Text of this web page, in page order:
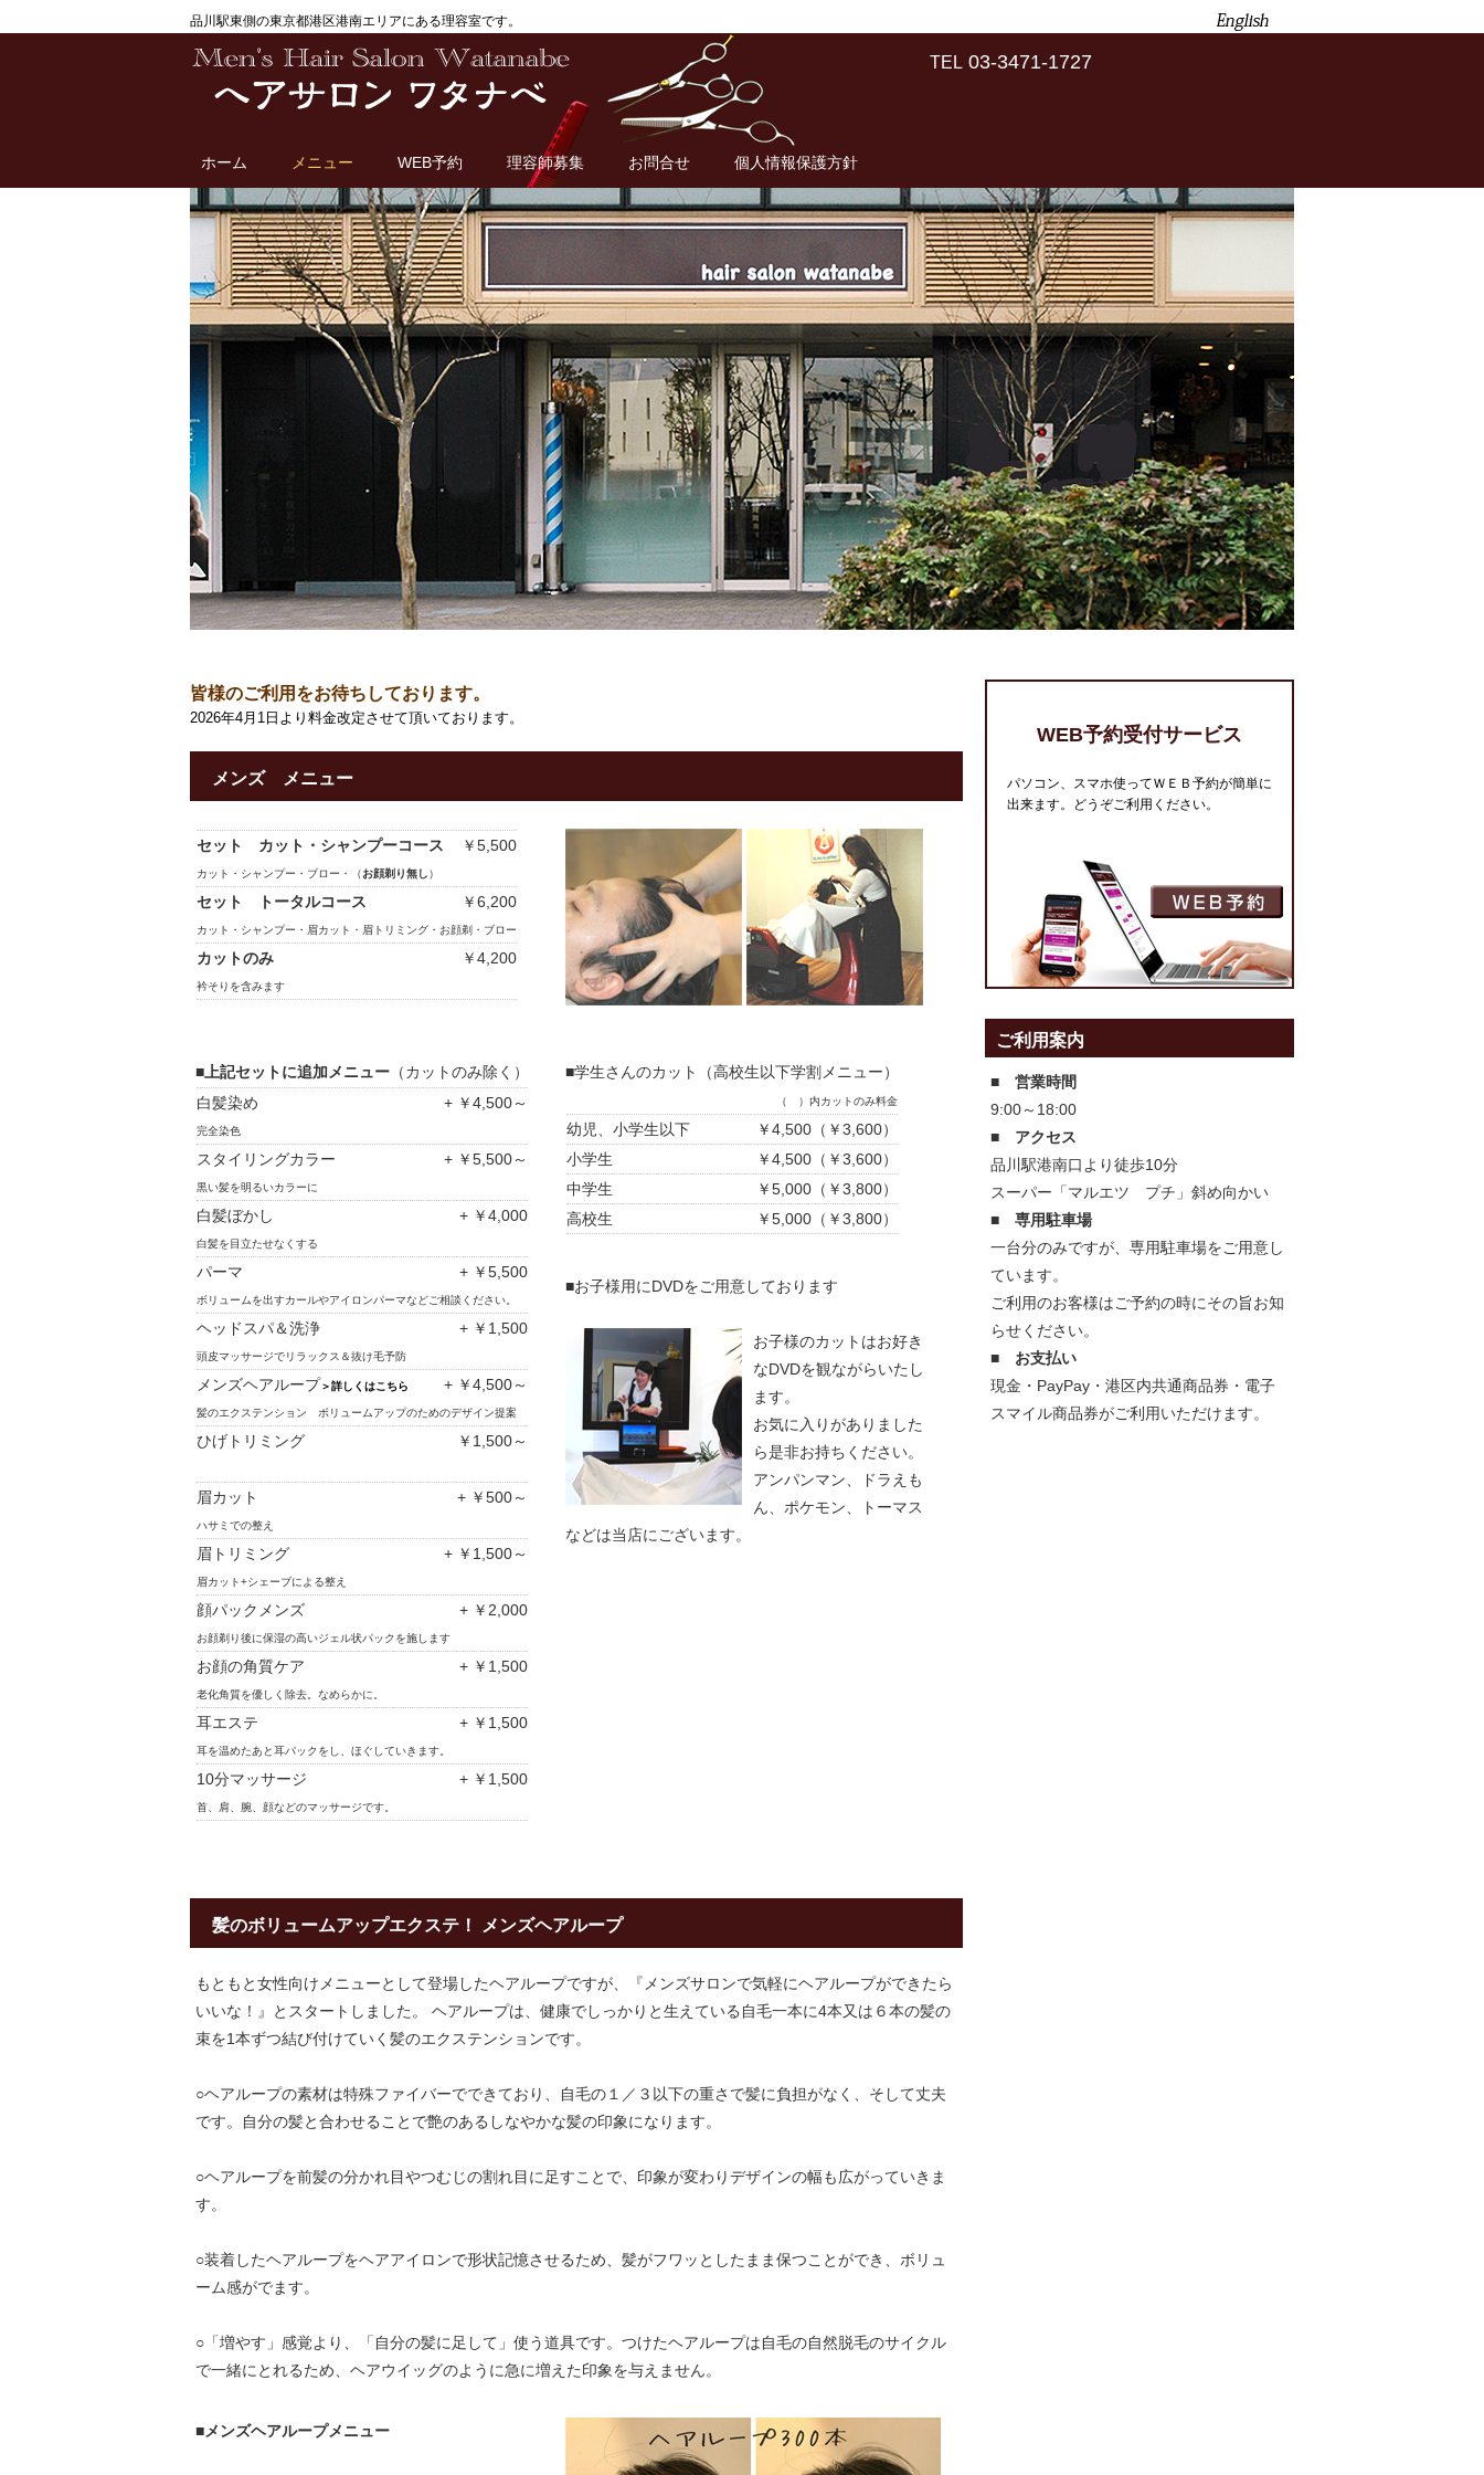
品川駅東側の東京都港区港南エリアにある理容室です。
TEL 03-3471-1727
ホーム メニュー WEB予約 理容師募集 お問合せ 個人情報保護方針
WEB予約受付サービス
パソコン、スマホ使ってＷＥＢ予約が簡単に
出来ます。どうぞご利用ください。
ご利用案内
■ 営業時間
9:00～18:00
■ アクセス
品川駅港南口より徒歩10分
スーパー「マルエツ プチ」斜め向かい
■ 専用駐車場
一台分のみですが、専用駐車場をご用意し
ています。
ご利用のお客様はご予約の時にその旨お知
らせください。
■ お支払い
現金・PayPay・港区内共通商品券・電子
スマイル商品券がご利用いただけます。
皆様のご利用をお待ちしております。
2026年4月1日より料金改定させて頂いております。
メンズ メニュー
セット カット・シャンプーコース ￥5,500
カット・シャンプー・ブロー・（お顔剃り無し）
セット トータルコース ￥6,200
カット・シャンプー・眉カット・眉トリミング・お顔剃・ブロー
カットのみ ￥4,200
衿そりを含みます
■ 上記セットに追加メニュー （カットのみ除く）
白髪染め
+ ￥4,500～
完全染色
スタイリングカラー + ￥5,500～
黒い髪を明るいカラーに
白髪ぼかし + ￥4,000
白髪を目立たせなくする
パーマ + ￥5,500
ボリュームを出すカールやアイロンパーマなどご相談ください。
ヘッドスパ＆洗浄 + ￥1,500
頭皮マッサージでリラックス＆抜け毛予防
メンズヘアループ＞詳しくはこちら + ￥4,500～
髪のエクステンション ボリュームアップのためのデザイン提案
ひげトリミング ￥1,500～
眉カット + ￥500～
ハサミでの整え
眉トリミング + ￥1,500～
眉カット+シェーブによる整え
顔パックメンズ + ￥2,000
お顔剃り後に保湿の高いジェル状パックを施します
お顔の角質ケア + ￥1,500
老化角質を優しく除去。なめらかに。
耳エステ + ￥1,500
耳を温めたあと耳パックをし、ほぐしていきます。
10分マッサージ + ￥1,500
首、肩、腕、顔などのマッサージです。
■学生さんのカット（高校生以下学割メニュー）
（ ）内カットのみ料金
幼児、小学生以下
￥4,500（￥3,600）
小学生
￥4,500（￥3,600）
中学生
￥5,000（￥3,800）
高校生
￥5,000（￥3,800）
■お子様用にDVDをご用意しております
お子様のカットはお好き
なDVDを観ながらいたし
ます。
お気に入りがありました
ら是非お持ちください。
アンパンマン、ドラえも
ん、ポケモン、トーマス
などは当店にございます。
髪のボリュームアップエクステ！ メンズヘアループ
もともと女性向けメニューとして登場したヘアループですが、『メンズサロンで気軽にヘアループができたら
いいな！』とスタートしました。 ヘアループは、健康でしっかりと生えている自毛一本に4本又は６本の髪の
束を1本ずつ結び付けていく髪のエクステンションです。
○ヘアループの素材は特殊ファイバーでできており、自毛の１／３以下の重さで髪に負担がなく、そして丈夫
です。自分の髪と合わせることで艶のあるしなやかな髪の印象になります。
○ヘアループを前髪の分かれ目やつむじの割れ目に足すことで、印象が変わりデザインの幅も広がっていきま
す。
○装着したヘアループをヘアアイロンで形状記憶させるため、髪がフワッとしたまま保つことができ、ボリュ
ーム感がでます。
○「増やす」感覚より、「自分の髪に足して」使う道具です。つけたヘアループは自毛の自然脱毛のサイクル
で一緒にとれるため、ヘアウイッグのように急に増えた印象を与えません。
■メンズヘアループメニュー